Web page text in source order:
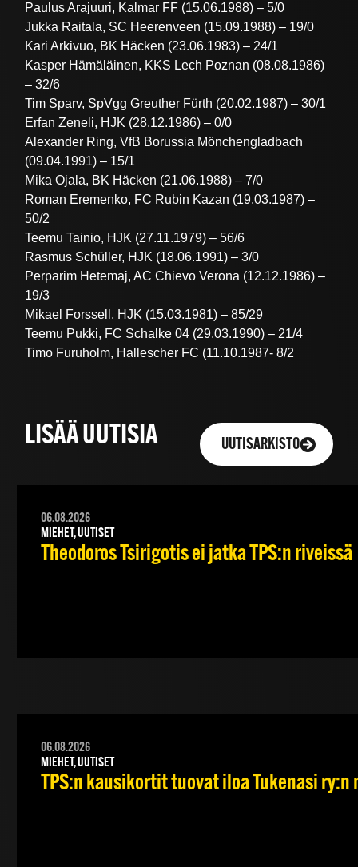
Paulus Arajuuri, Kalmar FF (15.06.1988) – 5/0
Jukka Raitala, SC Heerenveen (15.09.1988) – 19/0
Kari Arkivuo, BK Häcken (23.06.1983) – 24/1
Kasper Hämäläinen, KKS Lech Poznan (08.08.1986)
– 32/6
Tim Sparv, SpVgg Greuther Fürth (20.02.1987) – 30/1
Erfan Zeneli, HJK (28.12.1986) – 0/0
Alexander Ring, VfB Borussia Mönchengladbach
(09.04.1991) – 15/1
Mika Ojala, BK Häcken (21.06.1988) – 7/0
Roman Eremenko, FC Rubin Kazan (19.03.1987) –
50/2
Teemu Tainio, HJK (27.11.1979) – 56/6
Rasmus Schüller, HJK (18.06.1991) – 3/0
Perparim Hetemaj, AC Chievo Verona (12.12.1986) –
19/3
Mikael Forssell, HJK (15.03.1981) – 85/29
Teemu Pukki, FC Schalke 04 (29.03.1990) – 21/4
Timo Furuholm, Hallescher FC (11.10.1987- 8/2
LISÄÄ UUTISIA UUTISARKISTO
06.08.2026
MIEHET, UUTISET
Theodoros Tsirigotis ei jatka TPS:n riveissä
06.08.2026
MIEHET, UUTISET
TPS:n kausikortit tuovat iloa Tukenasi